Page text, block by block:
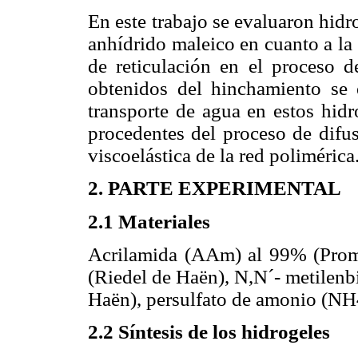
En este trabajo se evaluaron
anhídrido maleico en cuanto a
de reticulación en el proceso
obtenidos del hinchamiento
transporte de agua en estos
procedentes del proceso de
viscoelástica de la red
2. PARTE EXPERIMENTAL
2.1 Materiales
Acrilamida (AAm) al 99%
(Riedel de Haën), N,N´-
Haën), persulfato de amonio
2.2 Síntesis de los hidrogeles